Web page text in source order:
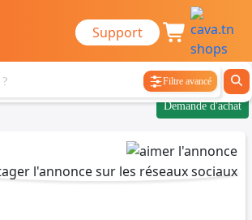
Support
Filtre avancé
Demande d'achat